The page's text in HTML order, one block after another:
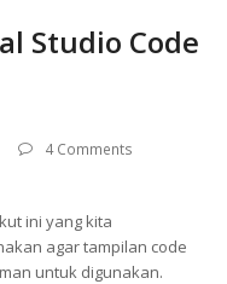
Studio Code
4 Comments
ini yang kita
agar tampilan code
untuk digunakan.